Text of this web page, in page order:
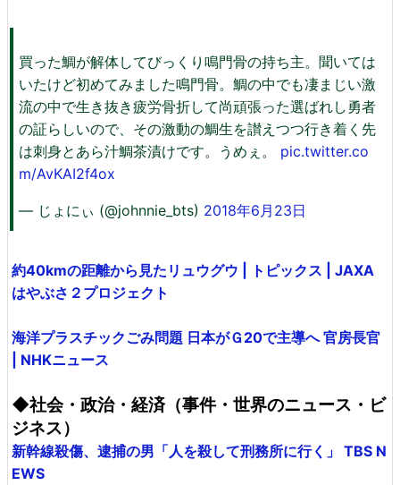
買った鯛が解体してびっくり鳴門骨の持ち主。聞いては
いたけど初めてみました鳴門骨。鯛の中でも凄まじい激
流の中で生き抜き疲労骨折して尚頑張った選ばれし勇者
の証らしいので、その激動の鯛生を讃えつつ行き着く先
は刺身とあら汁鯛茶漬けです。うめぇ。 pic.twitter.co
m/AvKAI2f4ox
— じょにぃ (@johnnie_bts) 2018年6月23日
約40kmの距離から見たリュウグウ | トピックス | JAXA
はやぶさ２プロジェクト
海洋プラスチックごみ問題 日本がＧ20で主導へ 官房長官
| NHKニュース
◆社会・政治・経済（事件・世界のニュース・ビ
ジネス）
新幹線殺傷、逮捕の男「人を殺して刑務所に行く」 TBS N
EWS